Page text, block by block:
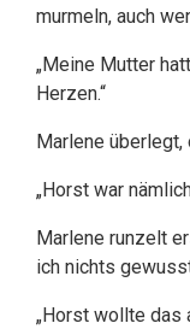
murmeln, auch
„Meine Mutter
Herzen.“
Marlene
„Horst war
Marlene runzelt
ich nichts
„Horst wollte das